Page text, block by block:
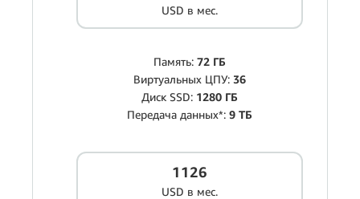
USD в мес.
Память: 72 ГБ
Виртуальных ЦПУ: 36
Диск SSD: 1280 ГБ
Передача данных*: 9 ТБ
1126
USD в мес.